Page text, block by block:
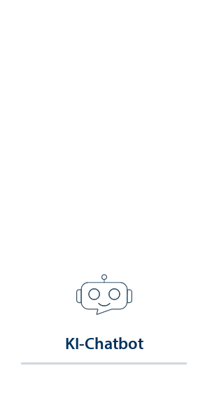
KI-Chatbot